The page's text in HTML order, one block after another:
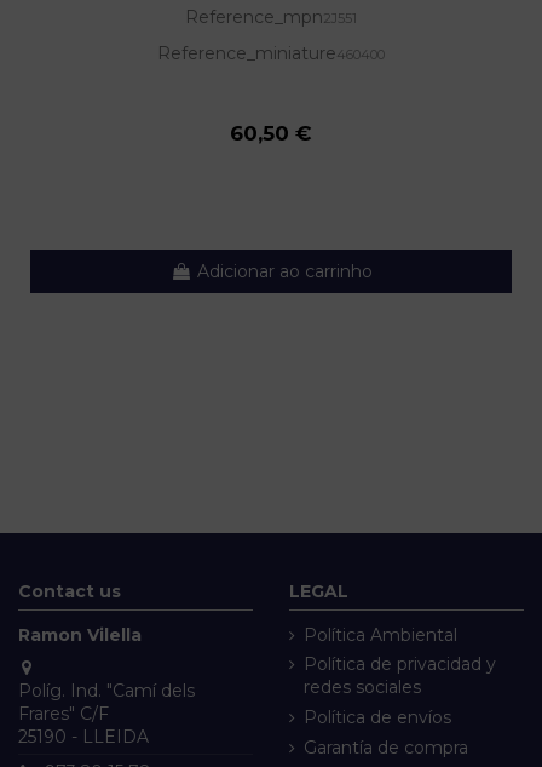
Reference_mpn2J551
Reference_miniature460400
60,50 €
Adicionar ao carrinho
Contact us
Ramon Vilella
Políg. Ind. "Camí dels
Frares" C/F
25190 - LLEIDA
LEGAL
Política Ambiental
Política de privacidad y
redes sociales
Política de envíos
Garantía de compra